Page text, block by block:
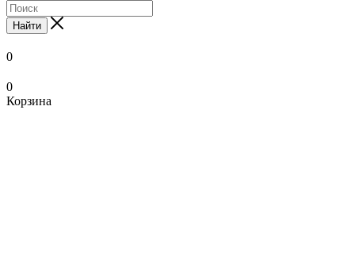
Найти
0
0
Корзина